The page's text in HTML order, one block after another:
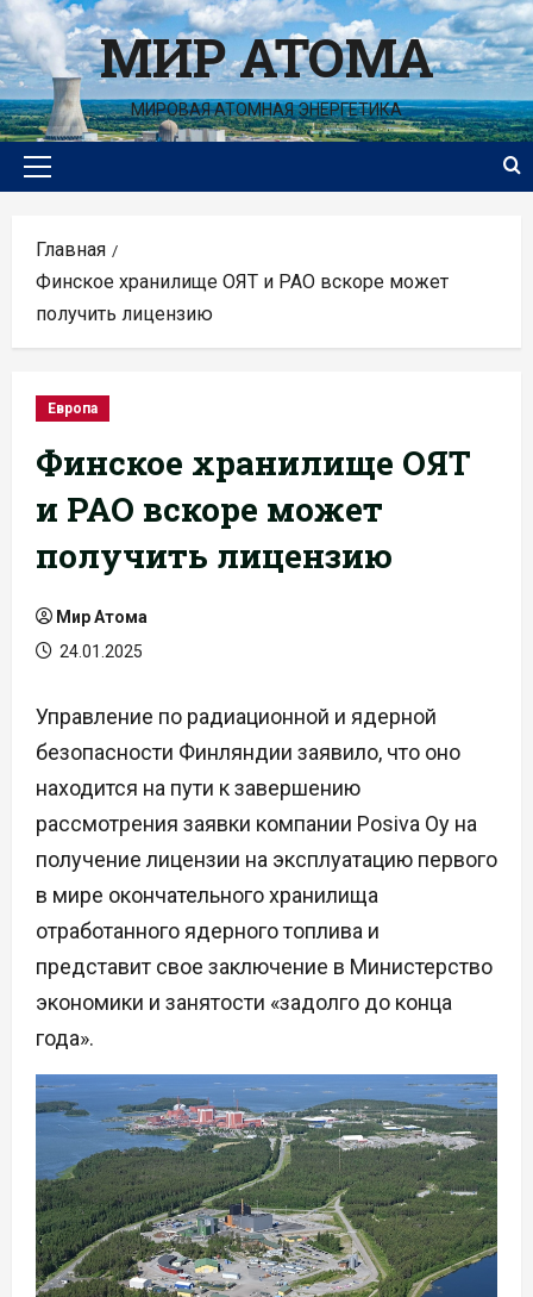
Перейти
к
содержимомуМИР АТОМА
МИРОВАЯ АТОМНАЯ ЭНЕРГЕТИКА
Основное
Главная
Финское хранилище ОЯТ и РАО вскоре может
получить лицензию
Европа
Финское хранилище ОЯТ
и РАО вскоре может
получить лицензию
Мир Атома
24.01.2025
Управление по радиационной и ядерной
безопасности Финляндии заявило, что оно
находится на пути к завершению
рассмотрения заявки компании Posiva Oy на
получение лицензии на эксплуатацию первого
в мире окончательного хранилища
отработанного ядерного топлива и
представит свое заключение в Министерство
экономики и занятости «задолго до конца
года».